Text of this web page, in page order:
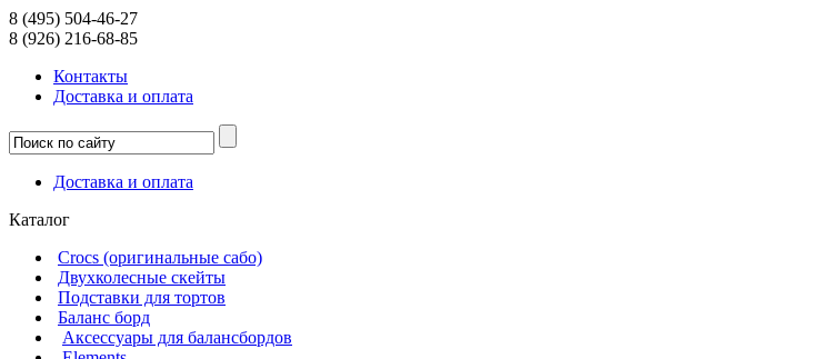
8 (495) 504-46-27
8 (926) 216-68-85
Контакты
Доcтавка и оплата
Доcтавка и оплата
Каталог
Crocs (оригинальные сабо)
Двухколесные скейты
Подставки для тортов
Баланс борд
Аксессуары для балансбордов